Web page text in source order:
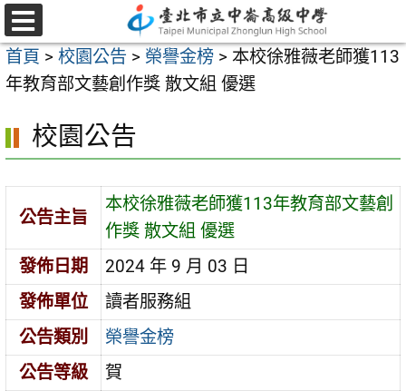
跳
至
主
要
容
選
單
首頁 > 校園公告 > 榮譽金榜 > 本校徐雅薇老師獲113
年教育部文藝創作獎 散文組 優選
校園公告
公告主旨
本校徐雅薇老師獲113年教育部文藝創
作獎 散文組 優選
發佈日期
2024 年 9 月 03 日
發佈單位
讀者服務組
公告類別
榮譽金榜
公告等級
賀